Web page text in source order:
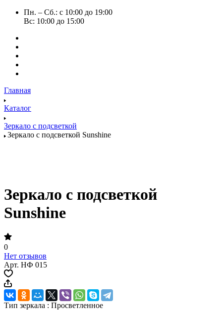
Пн. – Сб.: с 10:00 до 19:00
Вс: 10:00 до 15:00
Главная
Каталог
Зеркало с подсветкой
Зеркало с подсветкой Sunshine
Зеркало с подсветкой
Sunshine
0
Нет отзывов
Арт. НФ 015
Тип зеркала : Просветленное